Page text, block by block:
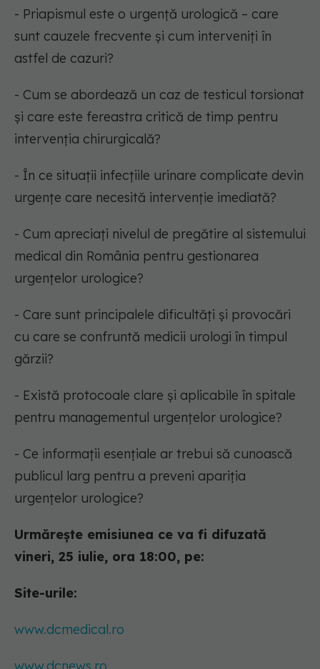
- Priapismul este o urgență urologică – care
sunt cauzele frecvente și cum interveniți în
astfel de cazuri?
- Cum se abordează un caz de testicul torsionat
și care este fereastra critică de timp pentru
intervenția chirurgicală?
- În ce situații infecțiile urinare complicate devin
urgențe care necesită intervenție imediată?
- Cum apreciați nivelul de pregătire al sistemului
medical din România pentru gestionarea
urgențelor urologice?
- Care sunt principalele dificultăți și provocări
cu care se confruntă medicii urologi în timpul
gărzii?
- Există protocoale clare și aplicabile în spitale
pentru managementul urgențelor urologice?
- Ce informații esențiale ar trebui să cunoască
publicul larg pentru a preveni apariția
urgențelor urologice?
Urmărește emisiunea ce va fi difuzată
vineri, 25 iulie, ora 18:00, pe:
Site-urile:
www.dcmedical.ro
www.dcnews.ro